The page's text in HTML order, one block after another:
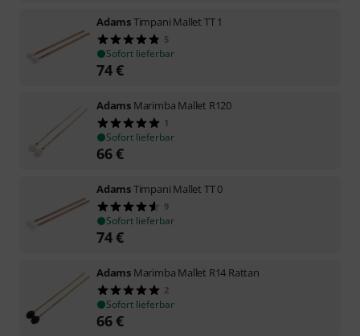
AdamsTimpani Mallet TT 1
5
Sofort lieferbar
74€
Adams Marimba Mallet R120
1
Sofort lieferbar
66€
AdamsTimpani Mallet TT 0
9
Sofort lieferbar
74€
Adams Marimba Mallet R14 Rattan
2
Sofort lieferbar
66€